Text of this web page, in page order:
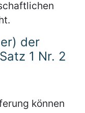
der
1 Nr. 2
können